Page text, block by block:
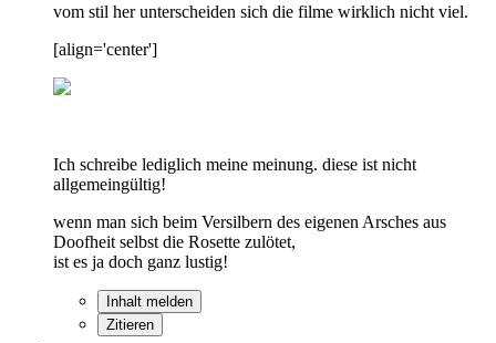
vom stil her unterscheiden sich die filme wirklich nicht viel.
[align='center']
Ich schreibe lediglich meine meinung. diese ist nicht
allgemeingültig!
wenn man sich beim Versilbern des eigenen Arsches aus
Doofheit selbst die Rosette zulötet,
ist es ja doch ganz lustig!
Inhalt melden
Zitieren